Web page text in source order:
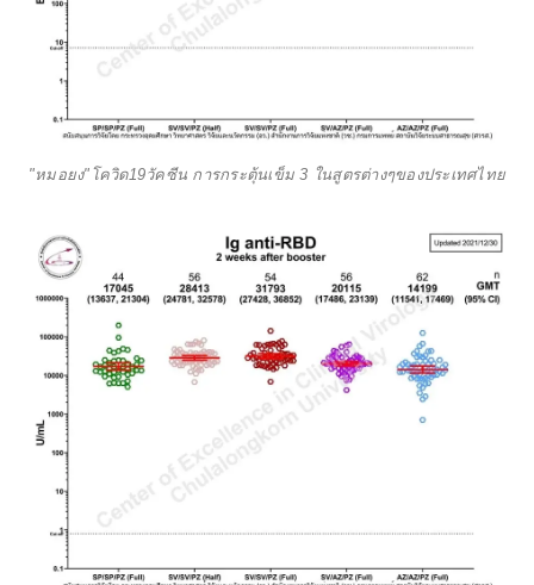
"หมอยง"โควิด19วัคซีน การกระตุ้นเข็ม 3 ในสูตรต่างๆของประเทศไทย